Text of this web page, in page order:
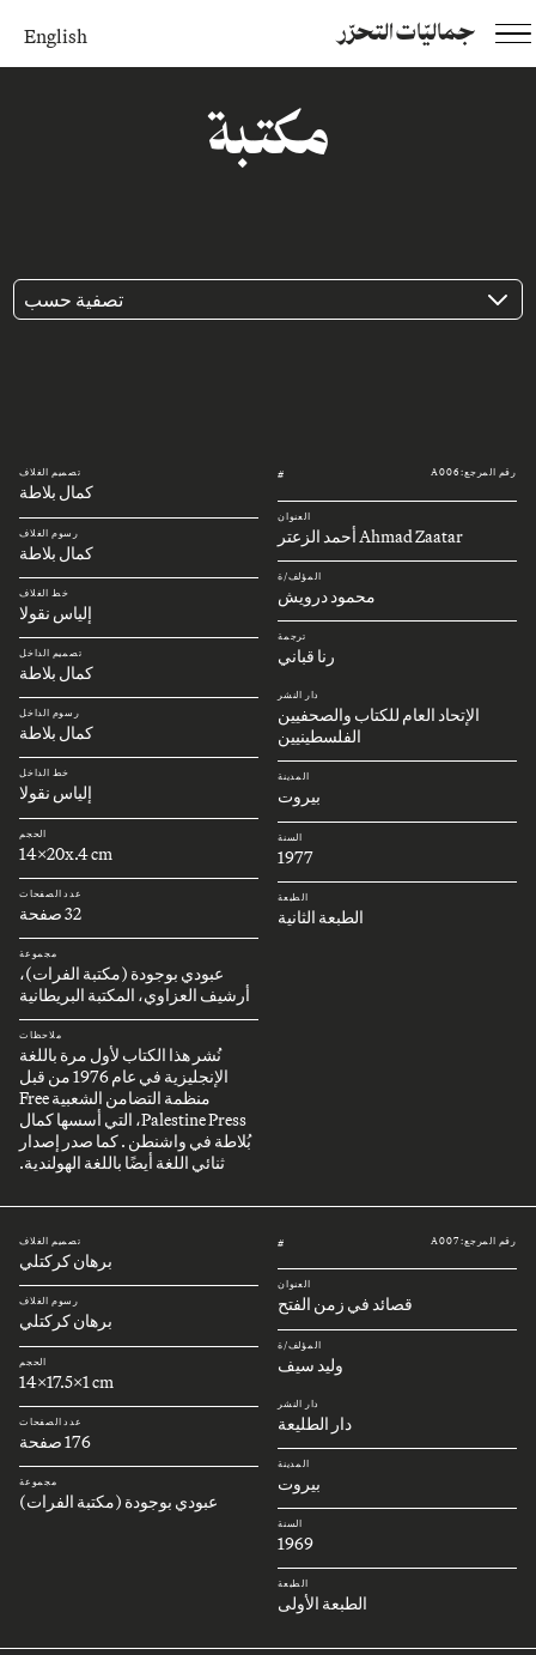
English جماليّات التحرّر
مكتبة
تصفية حسب
رقم المرجع: A006 #
العنوان
Ahmad Zaatar أحمد الزعتر
المؤلف/ة
محمود درويش
ترجمة
رنا قباني
دار النشر
الإتحاد العام للكتاب والصحفيين
الفلسطينيين
المدينة
بيروت
السنة
1977
الطبعة
الطبعة الثانية
تصميم الغلاف
كمال بلاطة
رسوم الغلاف
كمال بلاطة
خط الغلاف
إلياس نقولا
تصميم الداخل
كمال بلاطة
رسوم الداخل
كمال بلاطة
خط الداخل
إلياس نقولا
الحجم
14x20x.4 cm
عدد الصفحات
32 صفحة
مجموعة
عبودي بوجودة (مكتبة الفرات)،
أرشيف العزاوي، المكتبة البريطانية
ملاحظات
نُشر هذا الكتاب لأول مرة باللغة
الإنجليزية في عام 1976 من قبل
منظمة التضامن الشعبية Free
Palestine Press، التي أسسها كمال
بُلاطة في واشنطن . كما صدر إصدار
ثنائي اللغة أيضًا باللغة الهولندية.
رقم المرجع: A007 #
العنوان
قصائد في زمن الفتح
المؤلف/ة
وليد سيف
دار النشر
دار الطليعة
المدينة
بيروت
السنة
1969
الطبعة
الطبعة الأولى
تصميم الغلاف
برهان كركتلي
رسوم الغلاف
برهان كركتلي
الحجم
14x17.5x1 cm
عدد الصفحات
176 صفحة
مجموعة
عبودي بوجودة (مكتبة الفرات)